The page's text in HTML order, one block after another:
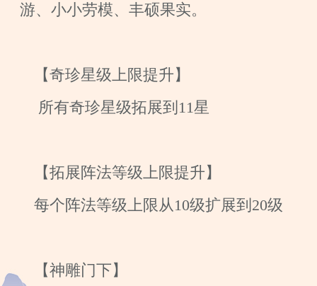
游、小小劳模、丰硕果实。
【奇珍星级上限提升】
所有奇珍星级拓展到11星
【拓展阵法等级上限提升】
每个阵法等级上限从10级扩展到20级
【神雕门下】